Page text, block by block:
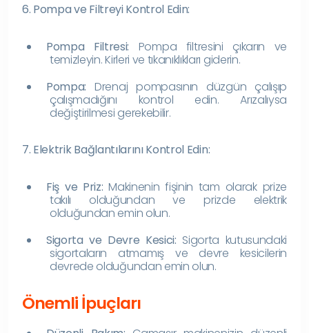
6. Pompa ve Filtreyi Kontrol Edin:
Pompa Filtresi: Pompa filtresini çıkarın ve
temizleyin. Kirleri ve tıkanıklıkları giderin.
Pompa: Drenaj pompasının düzgün çalışıp
çalışmadığını kontrol edin. Arızalıysa
değiştirilmesi gerekebilir.
7. Elektrik Bağlantılarını Kontrol Edin:
Fiş ve Priz: Makinenin fişinin tam olarak prize
takılı olduğundan ve prizde elektrik
olduğundan emin olun.
Sigorta ve Devre Kesici: Sigorta kutusundaki
sigortaların atmamış ve devre kesicilerin
devrede olduğundan emin olun.
Önemli İpuçları